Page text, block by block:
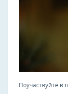
Поучаствуйте в